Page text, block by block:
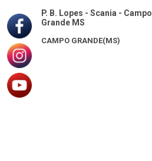
P. B. Lopes - Scania - Campo
Grande MS
CAMPO GRANDE(MS)